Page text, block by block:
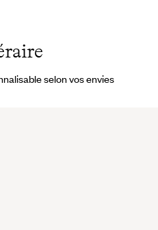
selon vos envies